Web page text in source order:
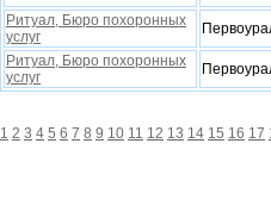
Ритуал, Бюро поxоронныx
услуг
Ритуал, Бюро поxоронныx
услуг
1 2 3 4 5 6 7 8 9 10 11 12 13 14 15 16 17